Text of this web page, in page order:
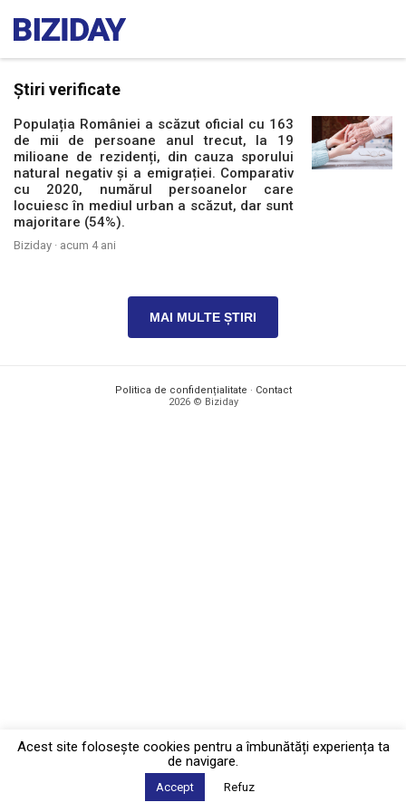
Știri verificate
Populația României a scăzut oficial cu 163
de mii de persoane anul trecut, la 19
milioane de rezidenți, din cauza sporului
natural negativ și a emigrației. Comparativ
cu 2020, numărul persoanelor care
locuiesc în mediul urban a scăzut, dar sunt
majoritare (54%).
Biziday · acum 4 ani
MAI MULTE ȘTIRI
Politica de confidențialitate · Contact
2026 © Biziday
Acest site foloseşte cookies pentru a îmbunătăți experiența ta
de navigare.
Accept Refuz